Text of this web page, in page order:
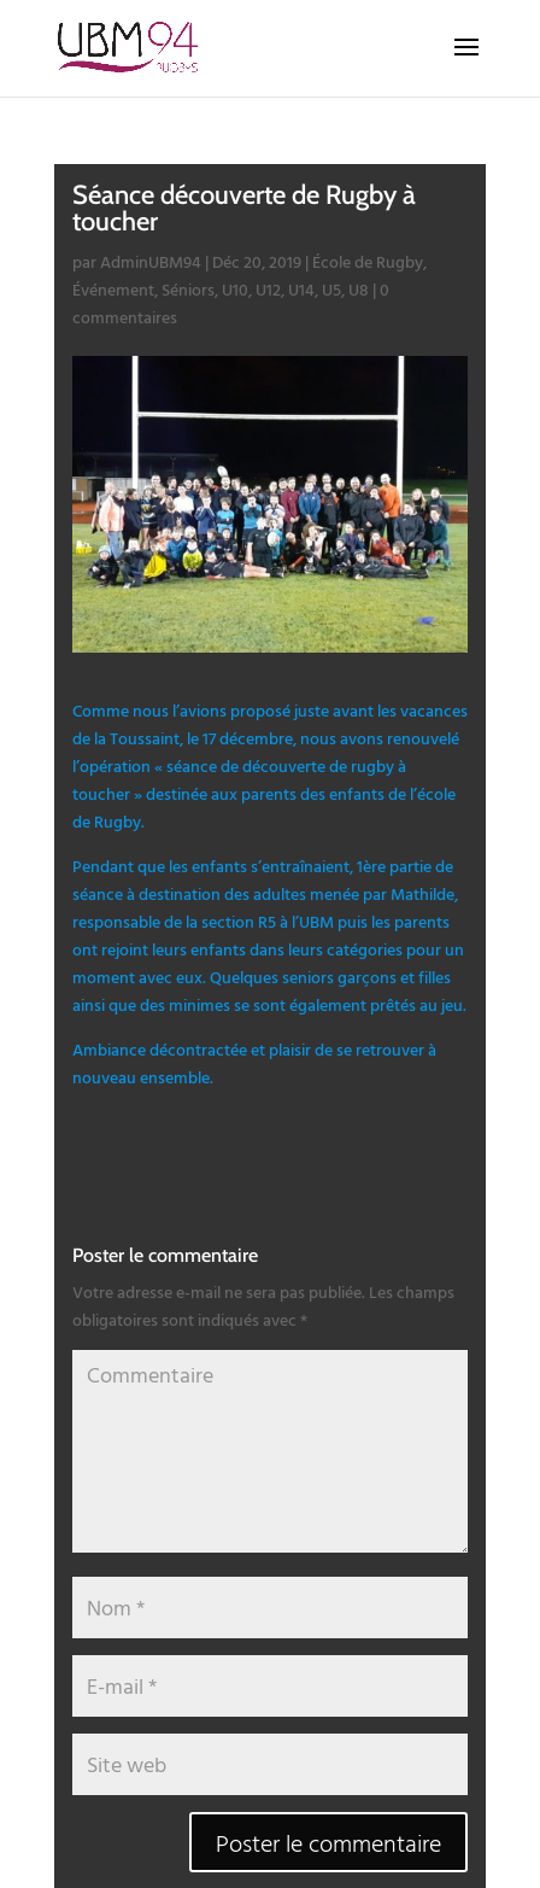
Séance découverte de Rugby à
toucher
parAdminUBM94 | Déc 20, 2019| École de Rugby,
Événement,Séniors,U10,U12,U14,U5,U8 | 0
commentaires
Comme nous l’avions proposé juste avant les vacances
de la Toussaint, le 17 décembre, nous avons renouvelé
l’opération « séance de découverte de rugby à
toucher » destinée aux parents des enfants de l’école
de Rugby.
Pendant que les enfants s’entraînaient, 1ère partie de
séance à destination des adultes menée par Mathilde,
responsable de la section R5 à l’UBM puis les parents
ont rejoint leurs enfants dans leurs catégories pour un
moment avec eux. Quelques seniors garçons et filles
ainsi que des minimes se sont également prêtés au jeu.
Ambiance décontractée et plaisir de se retrouver à
nouveau ensemble.
Poster le commentaire
Votre adresse e-mail ne sera pas publiée. Les champs
obligatoires sont indiqués avec *